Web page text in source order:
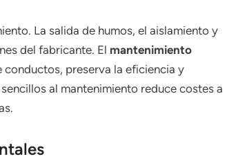
La salida de humos, el aislamiento y
del fabricante. El mantenimiento
conductos, preserva la eficiencia y
al mantenimiento reduce costes a